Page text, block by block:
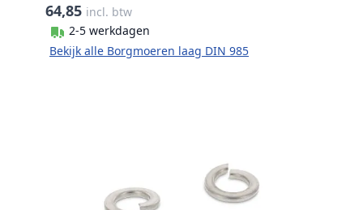
64,85 incl. btw
2-5 werkdagen
Bekijk alle Borgmoeren laag DIN 985